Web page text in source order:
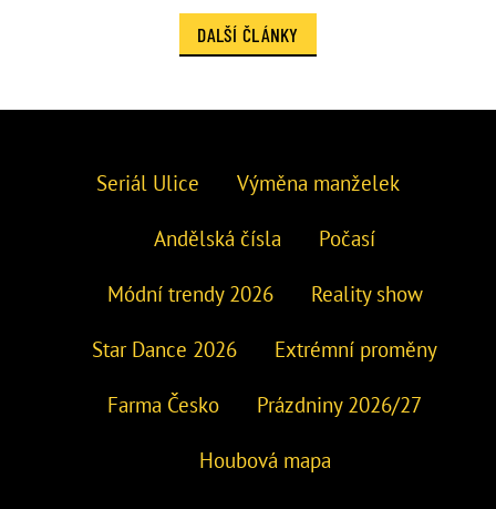
DALŠÍ ČLÁNKY
Seriál Ulice Výměna manželek
Andělská čísla Počasí
Módní trendy 2026 Reality show
Star Dance 2026 Extrémní proměny
Farma Česko Prázdniny 2026/27
Houbová mapa